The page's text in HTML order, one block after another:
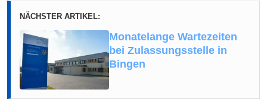
NÄCHSTER ARTIKEL:
Monatelange Wartezeiten
bei Zulassungsstelle in
Bingen